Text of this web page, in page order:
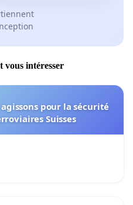
intéresser
pour la sécurité
Suisses